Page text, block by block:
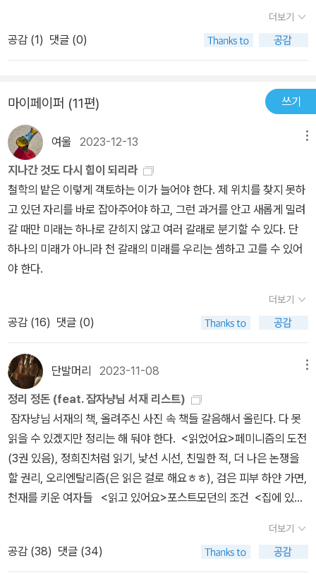
항상 이 책을 끼고 다니던 후배의 모습이 갑작스럽게 생각나 읽어보
게 됐다. “포스트모더니즘의 철학, 세계관, 가치, 사회 이론의 핵심
적 관심 사항이 무엇이며 어디에 있는가를 가장 잘 보여 주는 문헌 중
서는 거대 서사로 점철된, 그러나 이제는 변화의 필요성이 강하게 요
구되는 한반도 지성사에도 여전히 시사하는 바가 크다.” 최첨단 유
행을 말하는 것처럼 느껴지는-느껴졌던 포스트모던이고 그 포스트모
던에 관한 일종의 선언처럼 혹은 정의처럼 다뤄지는 책(들) 중 대표작
으로 꼽히지만 이 책이 발표된 시기가 1979년이라는 것을 떠올리면
서 읽는다면 조금은 달리 읽혀지게 되는 것 같다. 어떤 “핵심적 관심
사항”에 대한 논의를 하고 있을지도 모르지만 그 당시의 상황을 자세
히 들여다보고 있는 건 아닐까? 라는 생각을 더 하게 된다. 거대한 변
화의 중심에서 냉정함과 들뜬 기분이 오가며 상황을 지켜보는 느낌이
악하고 있는 것처럼 느껴지고 앞으로 어떤 문제점들이 등장할 것인지
에 대한 예상과 예언을 들려주는 것처럼 느껴지기도 하다. 너무 제멋
대로 읽은 것 같긴 하지만 지금이 어떤 시대이고 과거와는 어떤 점에
서 다른 점들을 찾아볼 수 있을지를 예리하게 따져보려는 의도에서
쓴 글이라는 생각으로 읽어본다면 재미나게 읽을 수 있을 것 같다.
흔히 말하는 총체성에 대한 부정이나 거대 서사에 대한 회의라는 거
창한 기조에서 읽어봐도 괜찮겠지만 “‘사회의 컴퓨터화’로 인한 서양
지식의 지위에 관한” 변화를 어떤 식으로 이해하는지, 정치적 사회적
문화적 변화가 어떤 식으로 일어날지를 심도 있게 파고들려고 하는
시도로 읽어봐도 좋을 것 같다. 이해하기가 힘든 부분도 많았지만 흥
미를 느끼며 읽혀지는 부분도 꽤 있었다. 대학을 다닐 때 읽었다면 더
이해가 잘 안 되거나 모르는 내용은 쉽게 건너뛴다는 뜻이다.
더보기
공감 (1) 댓글 (0)
마이페이퍼 (11편) 쓰기
여울 2023-12-13
지나간 것도 다시 힘이 되리라
철학의 밭은 이렇게 객토하는 이가 늘어야 한다. 제 위치를 찾지 못하
고 있던 자리를 바로 잡아주어야 하고, 그런 과거를 안고 새롭게 밀려
갈 때만 미래는 하나로 갇히지 않고 여러 갈래로 분기할 수 있다. 단
하나의 미래가 아니라 천 갈래의 미래를 우리는 셈하고 고를 수 있어
야 한다.
더보기
공감 (16) 댓글 (0)
단발머리 2023-11-08
정리 정돈 (feat. 잠자냥님 서재 리스트)
잠자냥님 서재의 책, 올려주신 사진 속 책들 갈음해서 올린다. 다 못
읽을 수 있겠지만 정리는 해 둬야 한다. <읽었어요>페미니즘의 도전
(3권 있음), 정희진처럼 읽기, 낯선 시선, 친밀한 적, 더 나은 논쟁을
할 권리, 오리엔탈리즘(은 읽은 걸로 해요ㅎㅎ), 검은 피부 하얀 가면,
천재를 키운 여자들 <읽고 있어요>포스트모던의 조건 <집에 있어
가 만들었을까, 과학혁명의 구조, 나는 왜 쓰는가, 기후를 위한 경제
학, 지속 불가능 자본주의, 섹스 앤 더 처치, 유럽을 지방화하기, 자살
더보기
공감 (38) 댓글 (34)